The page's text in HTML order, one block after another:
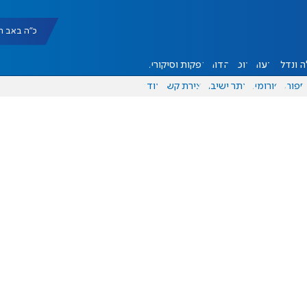
כ"ה באב תשפ"ו
ונדל"ן דעות אוכל יהדות הפקות וסיקורים
ספורט פורומים אתר ישיבה יצירת קשר עוד